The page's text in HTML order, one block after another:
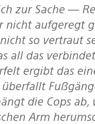
zur Sache —
nicht aufgeregt
nicht so vertraut
all das
ergibt das
die Cops
Arm